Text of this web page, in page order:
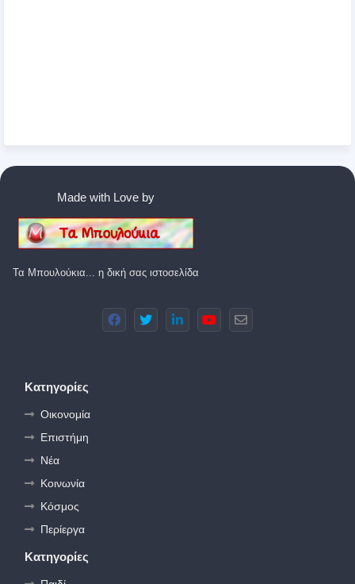
Made with Love by
Τα Μπουλούκια... η δική σας ιστοσελίδα
Κατηγορίες
Οικονομία
Επιστήμη
Νέα
Κοινωνία
Κόσμος
Περίεργα
Κατηγορίες